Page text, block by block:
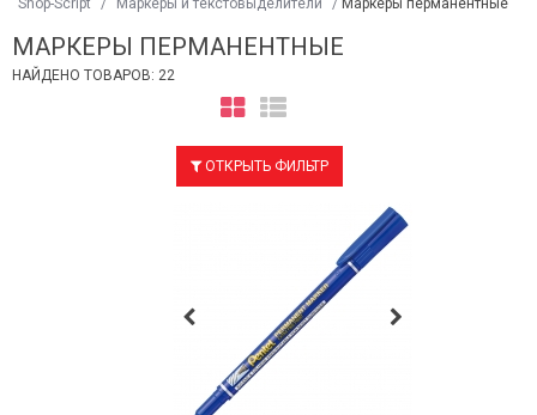
МАРКЕРЫ ПЕРМАНЕНТНЫЕ
НАЙДЕНО ТОВАРОВ: 22
ОТКРЫТЬ ФИЛЬТР